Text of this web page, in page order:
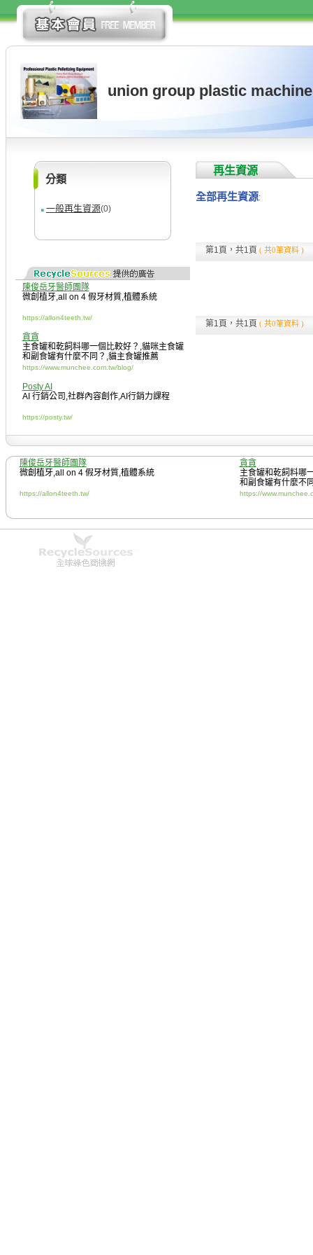
union group plastic
分類
一般再生資源(0)
陳俊岳牙醫師團隊
微創植牙,all on 4 假牙材質,植體系統
https://allon4teeth.tw/
貪貪
主食罐和乾飼料哪一個比較好？ ,貓咪主食罐
和副食罐有什麼不同？ ,貓主食罐推薦
https://www.munchee.com.tw/blog/
Posty AI
AI 行銷公司 ,社群內容創作,AI行銷力課程
https://posty.tw/
再生資源
全部再生資源:
第1頁，共1頁 ( 共0筆資料 )
第1頁，共1頁 ( 共0筆資料 )
陳俊岳牙醫師團隊
微創植牙,all on 4 假牙材質,植體系統
https://allon4teeth.tw/
貪貪
主食罐和乾飼料哪
和副食罐有什麼不
https://